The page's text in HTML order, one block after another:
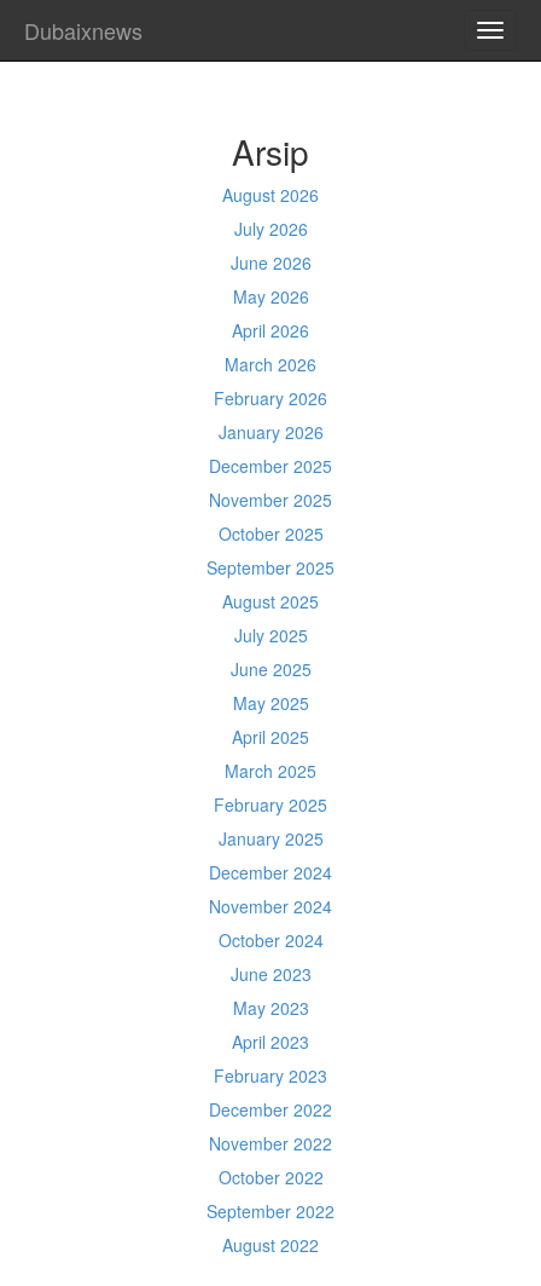
Dubaixnews
Arsip
August 2026
July 2026
June 2026
May 2026
April 2026
March 2026
February 2026
January 2026
December 2025
November 2025
October 2025
September 2025
August 2025
July 2025
June 2025
May 2025
April 2025
March 2025
February 2025
January 2025
December 2024
November 2024
October 2024
June 2023
May 2023
April 2023
February 2023
December 2022
November 2022
October 2022
September 2022
August 2022